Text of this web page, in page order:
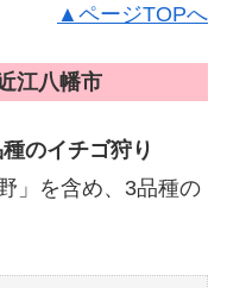
▲ページTOPへ
江八幡市
のイチゴ狩り
」を含め、3品種の